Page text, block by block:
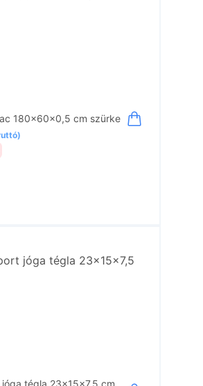
180x60x0,5 cm szürke
tégla 23x15x7,5 cm